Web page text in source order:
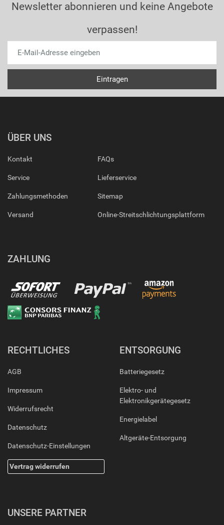
Newsletter abonnieren und keine Angebote
verpassen!
ÜBER UNS
Kontakt
Service
Zahlungsmethoden
Versand
FAQs
Lieferservice
Sitemap
Online-Streitschlichtungsplattform
ZAHLUNG
RECHTLICHES
AGB
Impressum
Widerrufsrecht
Datenschutz
Datenschutz-Einstellungen
Vertrag widerrufen
ENTSORGUNG
Batteriegesetz
Elektro- und
Elektronikgerätegesetz
Energielabel
Altgeräte-Entsorgung
UNSERE PARTNER